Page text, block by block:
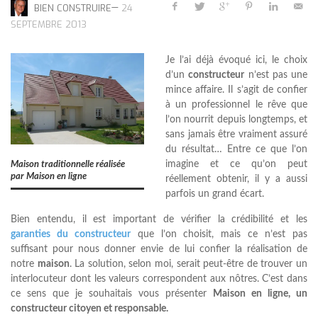
BIEN CONSTRUIRE— 24
SEPTEMBRE 2013
Maison traditionnelle réalisée
par Maison en ligne
Je l’ai déjà évoqué ici, le choix
d’unconstructeur n’est pas une
mince affaire. Il s’agit de confier
à un professionnel le rêve que
l’on nourrit depuis longtemps, et
sans jamais être vraiment assuré
du résultat… Entre ce que l’on
imagine et ce qu’on peut
réellement obtenir, il y a aussi
parfois un grand écart.
Bien entendu, il est important de vérifier la crédibilité et les
garanties du constructeurque l’on choisit, mais ce n’est pas
suffisant pour nous donner envie de lui confier la réalisation de
notre maison. La solution, selon moi, serait peut-être de trouver un
interlocuteur dont les valeurs correspondent aux nôtres. C’est dans
ce sens que je souhaitais vous présenter
Maison en ligne, un
constructeur citoyen et responsable.